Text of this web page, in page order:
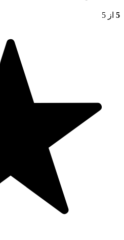
5 از 5